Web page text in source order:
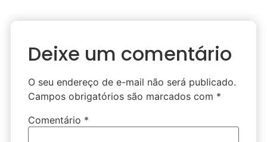
Deixe um comentário
O seu endereço de e-mail não será publicado.
Campos obrigatórios são marcados com *
Comentário *